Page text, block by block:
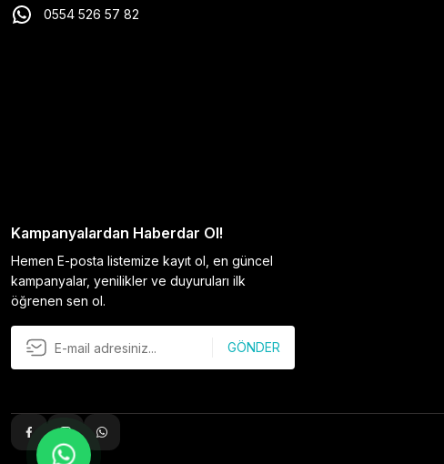
0554 526 57 82
Kampanyalardan Haberdar Ol!
Hemen E-posta listemize kayıt ol, en güncel
kampanyalar, yenilikler ve duyuruları ilk
öğrenen sen ol.
GÖNDER